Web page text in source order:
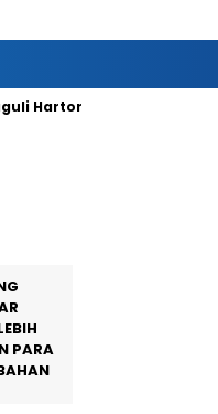
Bersaudara
PARA